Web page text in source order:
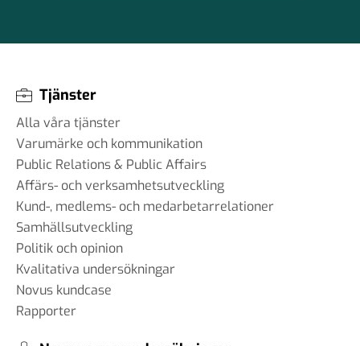
Tjänster
Alla våra tjänster
Varumärke och kommunikation
Public Relations & Public Affairs
Affärs- och verksamhetsutveckling
Kund-, medlems- och medarbetarrelationer
Samhällsutveckling
Politik och opinion
Kvalitativa undersökningar
Novus kundcase
Rapporter